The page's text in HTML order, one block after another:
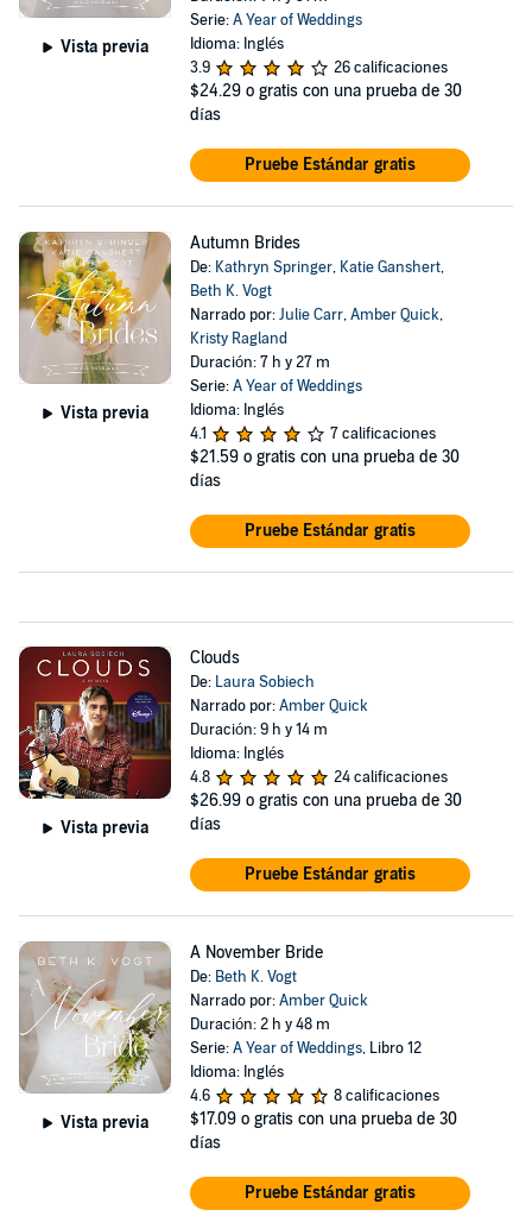
Vista previa
Serie:A Year of Weddings
Idioma: Inglés
3.9
26 calificaciones
$24.29 o gratis con una prueba de 30
días
Pruebe Estándar gratis
Vista previa
Autumn Brides
De: Kathryn Springer, Katie Ganshert,
Beth K. Vogt
Narrado por:Julie Carr,Amber Quick,
Kristy Ragland
Duración: 7 h y 27 m
Serie:A Year of Weddings
Idioma: Inglés
4.1
7 calificaciones
$21.59 o gratis con una prueba de 30
días
Pruebe Estándar gratis
Vista previa
Clouds
De: Laura Sobiech
Narrado por:Amber Quick
Duración: 9 h y 14 m
Idioma: Inglés
4.8
24 calificaciones
$26.99 o gratis con una prueba de 30
días
Pruebe Estándar gratis
Vista previa
A November Bride
De: Beth K. Vogt
Narrado por:Amber Quick
Duración: 2 h y 48 m
Serie:A Year of Weddings, Libro 12
Idioma: Inglés
4.6
8 calificaciones
$17.09 o gratis con una prueba de 30
días
Pruebe Estándar gratis